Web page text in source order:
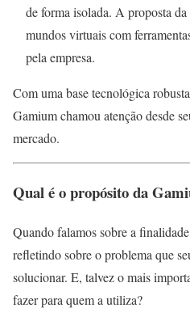
de forma isolada. A proposta
mundos virtuais com
pela empresa.
Com uma base tecnológica
Gamium chamou atenção desde
mercado.
Qual é o propósito da
Quando falamos sobre a
refletindo sobre o problema que
solucionar. E, talvez o mais
fazer para quem a utiliza?